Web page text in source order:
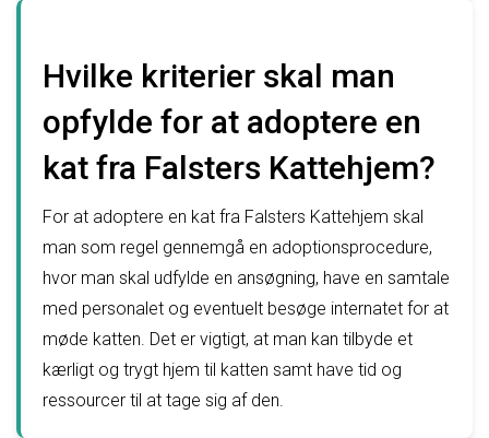
Hvilke kriterier skal man
opfylde for at adoptere en
kat fra Falsters Kattehjem?
For at adoptere en kat fra Falsters Kattehjem skal
man som regel gennemgå en adoptionsprocedure,
hvor man skal udfylde en ansøgning, have en samtale
med personalet og eventuelt besøge internatet for at
møde katten. Det er vigtigt, at man kan tilbyde et
kærligt og trygt hjem til katten samt have tid og
ressourcer til at tage sig af den.